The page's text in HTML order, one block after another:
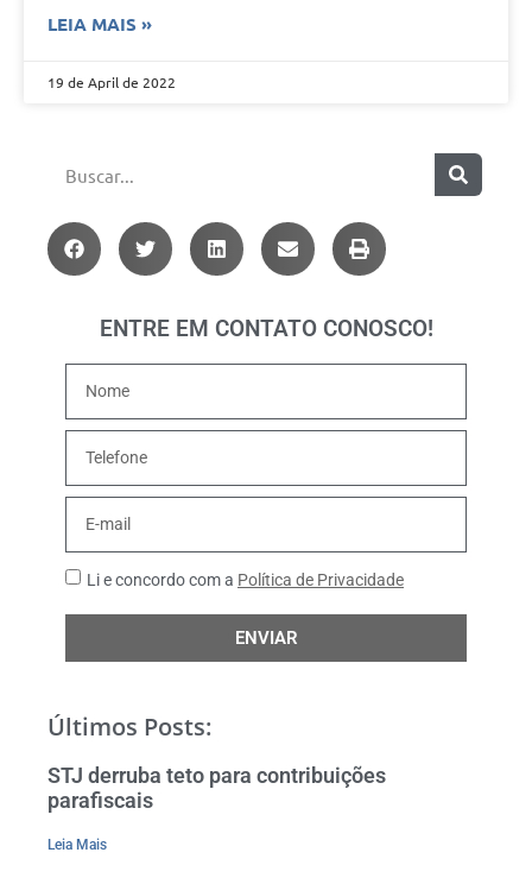
LEIA MAIS »
19 de April de 2022
ENTRE EM CONTATO CONOSCO!
Li e concordo com a Política de Privacidade
ENVIAR
Últimos Posts:
STJ derruba teto para contribuições
parafiscais
Leia Mais